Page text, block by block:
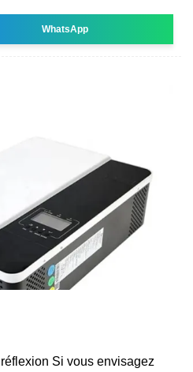
WhatsApp
Si vous envisagez